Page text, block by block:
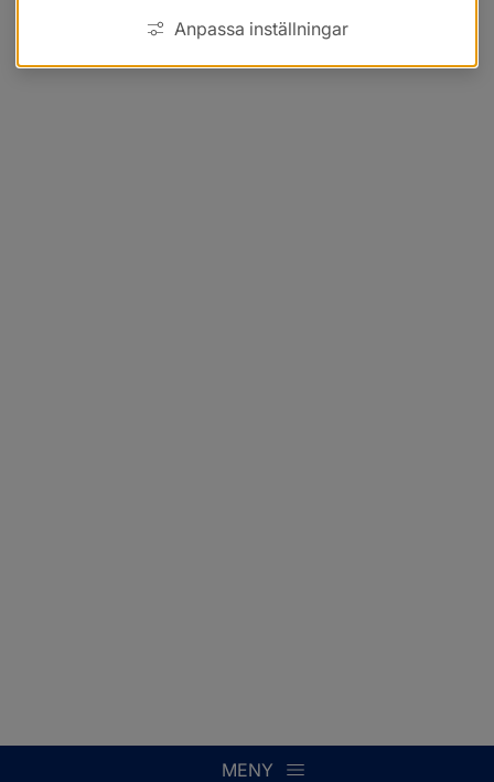
MENY
Anpassa inställningar